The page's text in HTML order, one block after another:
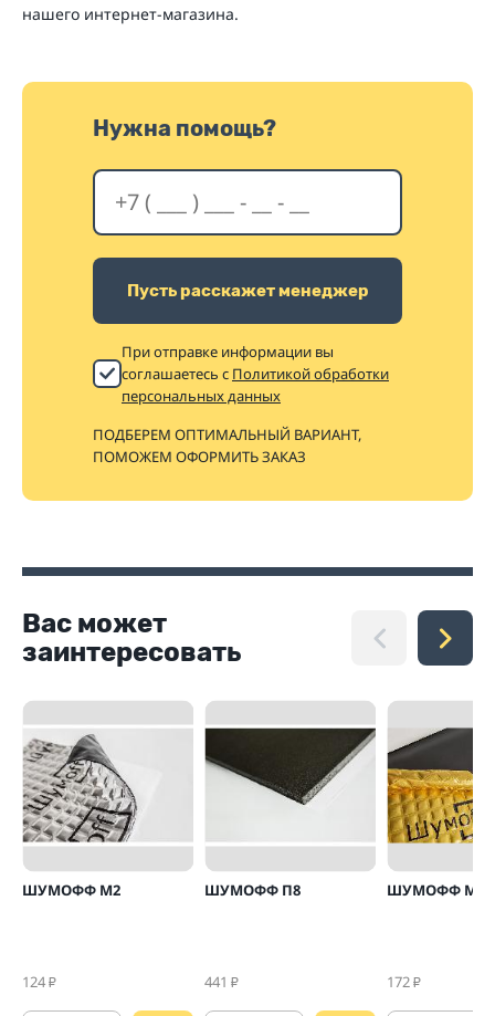
нашего интернет-магазина.
Нужна помощь?
Пусть расскажет менеджер
При отправке информации вы
соглашаетесь с Политикой обработки
персональных данных
ПОДБЕРЕМ ОПТИМАЛЬНЫЙ ВАРИАНТ,
ПОМОЖЕМ ОФОРМИТЬ ЗАКАЗ
Вас может
заинтересовать
ШУМОФФ М2
124 ₽
ШУМОФФ П8
441 ₽
ШУМОФФ М4
172 ₽